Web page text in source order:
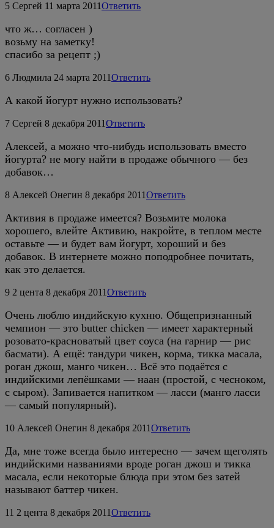
5 Сергей 11 марта 2011Ответить
что ж… согласен )
возьму на заметку!
спасибо за рецепт ;)
6 Людмила 24 марта 2011Ответить
А какой йогурт нужно использовать?
7 Сергей 8 декабря 2011Ответить
Алексей, а можно что-нибудь использовать вместо
йогурта? не могу найти в продаже обычного — без
добавок…
8 Алексей Онегин 8 декабря 2011Ответить
Активия в продаже имеется? Возьмите молока
хорошего, влейте Активию, накройте, в теплом месте
оставьте — и будет вам йогурт, хороший и без
добавок. В интернете можно поподробнее почитать,
как это делается.
9 2 цента 8 декабря 2011Ответить
Очень люблю индийскую кухню. Общепризнанный
чемпион — это butter chicken — имеет характерный
розовато-красноватый цвет соуса (на гарнир — рис
басмати). А ещё: тандури чикен, корма, тикка масала,
роган джош, манго чикен… Всё это подаётся с
индийскими лепёшками — наан (простой, с чесноком,
с сыром). Запивается напитком — ласси (манго ласси
— самый популярный).
10 Алексей Онегин 8 декабря 2011Ответить
Да, мне тоже всегда было интересно — зачем щеголять
индийскими названиями вроде роган джош и тикка
масала, если некоторые блюда при этом без затей
называют баттер чикен.
11 2 цента 8 декабря 2011Ответить